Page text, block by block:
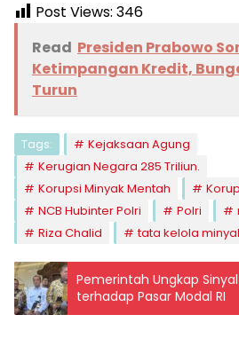
Post Views: 346
Read Presiden Prabowo
Ketimpangan Kredit,
Turun
Tags:
Kejaksaan Agung
Kerugian Negara 285 Triliun.
Korupsi Minyak Mentah
NCB Hubinter Polri
Polri
Riza Chalid
tata kelola
Pemerintah Ungkap
terhadap Pasar Modal RI